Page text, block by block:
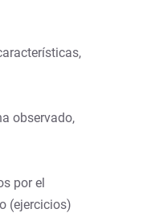
observado,
por el
(ejercicios)